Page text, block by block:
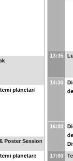
planetari
Poster Session
planetari:
13:35
14:30
16:00
17:00